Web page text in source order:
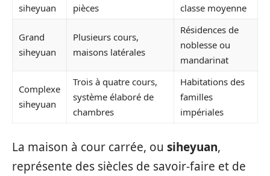
siheyuan pièces classe moyenne
Grand
siheyuan
Plusieurs cours,
maisons latérales
Résidences de
noblesse ou
mandarinat
Complexe
siheyuan
Trois à quatre cours,
système élaboré de
chambres
Habitations des
familles
impériales
La maison à cour carrée, ou siheyuan,
représente des siècles de savoir-faire et de